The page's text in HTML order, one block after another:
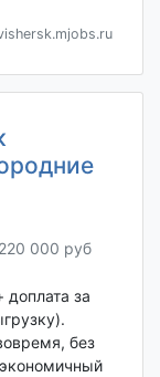
000 руб
доплата за
без